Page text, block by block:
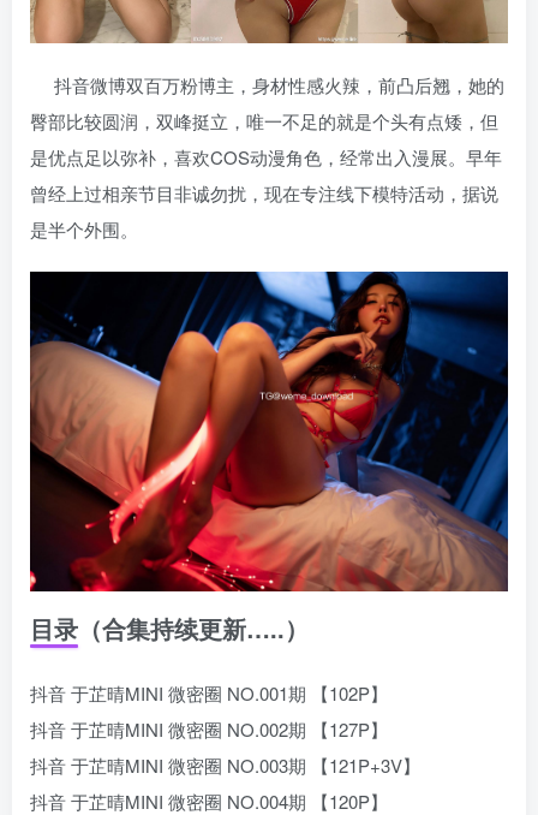
抖音微博双百万粉博主，身材性感火辣，前凸后翘，她的
臀部比较圆润，双峰挺立，唯一不足的就是个头有点矮，但
是优点足以弥补，喜欢COS动漫角色，经常出入漫展。早年
曾经上过相亲节目非诚勿扰，现在专注线下模特活动，据说
是半个外围。
目录（合集持续更新…..）
抖音 于芷晴MINI 微密圈 NO.001期 【102P】
抖音 于芷晴MINI 微密圈 NO.002期 【127P】
抖音 于芷晴MINI 微密圈 NO.003期 【121P+3V】
抖音 于芷晴MINI 微密圈 NO.004期 【120P】